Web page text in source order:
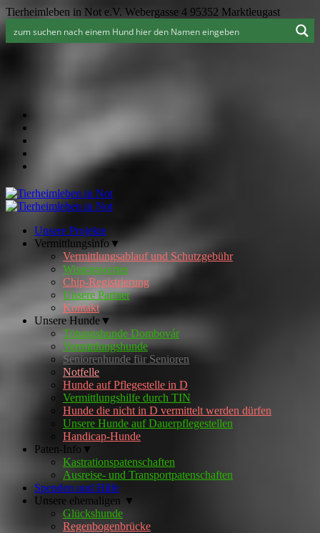
Tierheimleben in Not e.V. Webergasse 4 95352 Marktleugast
Unsere Projekte
Vermittlungsinfo▼
Vermittlungsablauf und Schutzgebühr
Wissenswertes
Chip-Registrierung
Unsere Partner
Kontakt
Unsere Hunde▼
Tötungshunde Dombovár
Vermittlungshunde
Seniorenhunde für Senioren
Notfelle
Hunde auf Pflegestelle in D
Vermittlungshilfe durch TIN
Hunde die nicht in D vermittelt werden dürfen
Unsere Hunde auf Dauerpflegestellen
Handicap-Hunde
Paten-Info▼
Kastrationspatenschaften
Ausreise- und Transportpatenschaften
Spenden und Hilfe
Unsere ehemaligen ▼
Glückshunde
Regenbogenbrücke